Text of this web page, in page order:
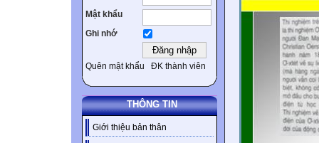
Mật khẩu
Ghi nhớ
Quên mật khẩu ĐK thành viên
THÔNG TIN
Giới thiệu bản thân